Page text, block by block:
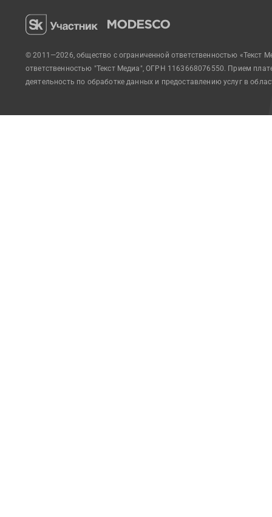
© 2011—2026, общество с ограниченной ответственностью «Текст
ответственностью "Текст Медиа", ОГРН 1163668076550. Прием
деятельность по обработке данных и предоставлению услуг в